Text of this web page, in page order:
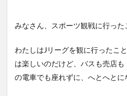
みなさん、スポーツ観戦に行った
わたしはJリーグを観に行ったこ
は楽しいのだけど、バスも売店も
の電車でも座れずに、へとへとに